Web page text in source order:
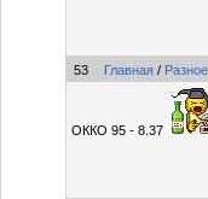
53 Главная / Разное
ОККО 95 - 8.37